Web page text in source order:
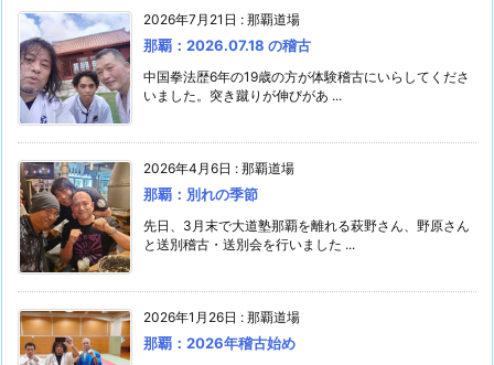
2026年7月21日 : 那覇道場
那覇：2026.07.18 の稽古
中国拳法歴6年の19歳の方が体験稽古にいらしてくださ
いました。突き蹴りが伸びがあ ...
2026年4月6日 : 那覇道場
那覇：別れの季節
先日、3月末で大道塾那覇を離れる萩野さん、野原さん
と送別稽古・送別会を行いました ...
2026年1月26日 : 那覇道場
那覇：2026年稽古始め